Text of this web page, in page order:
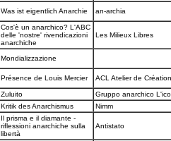
Was ist eigentlich Anarchie an-archia
Cos'è un anarchico? L'ABC
delle 'nostre' rivendicazioni
anarchiche
Les Milieux Libres
Mondializzazione
Présence de Louis Mercier ACL Atelier de
Zuluito
Gruppo anarchico
Kritik des Anarchismus Nimm
Il prisma e il diamante -
riflessioni anarchiche sulla
libertà
Antistato